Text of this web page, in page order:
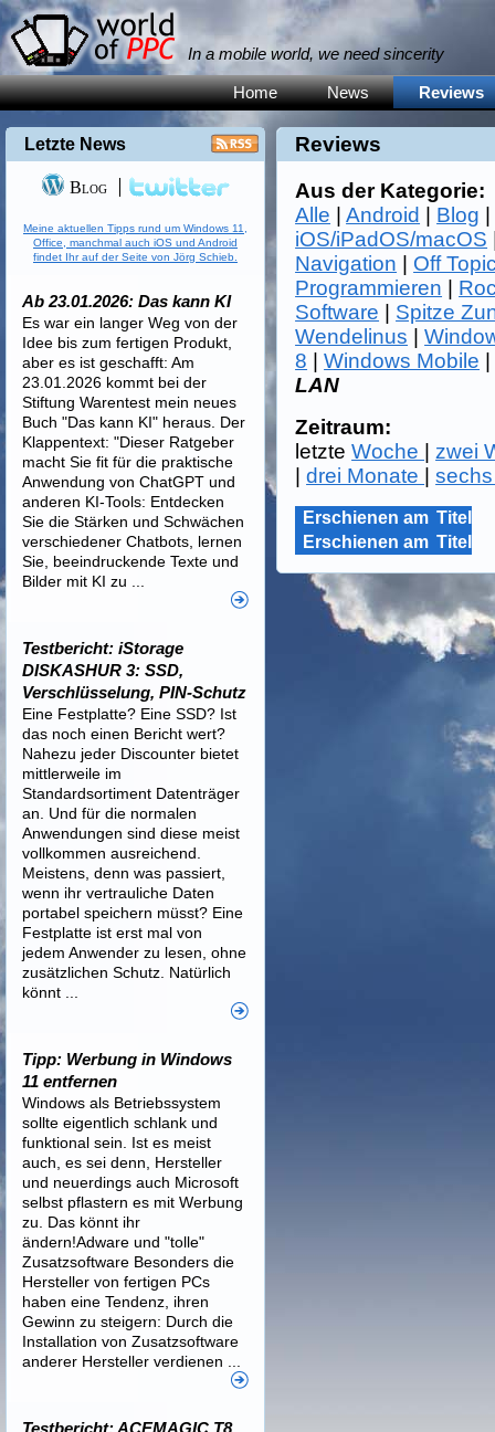
In a mobile world, we need sincerity
Home News Reviews
Reviews
Aus der Kategorie:
Alle |Android Blog
iOS/iPadOS/macOS
Navigation
Off
Programmieren
Software
Spitze
Wendelinus |
8 |Windows Mobile
LAN
Zeitraum:
letzteWoche
zwei
|drei Monate |
Erschienen am Titel
Erschienen am Titel
Letzte News
Blog
Meine aktuellen Tipps rund um Windows 11,
Office, manchmal auch iOS und Android
findet Ihr auf der Seite von Jörg Schieb.
Ab 23.01.2026: Das kann KI
Es war ein langer Weg von der
Idee bis zum fertigen Produkt,
aber es ist geschafft: Am
23.01.2026 kommt bei der
Stiftung Warentest mein neues
Buch "Das kann KI" heraus. Der
Klappentext: "Dieser Ratgeber
macht Sie fit für die praktische
Anwendung von ChatGPT und
anderen KI-Tools: Entdecken
Sie die Stärken und Schwächen
verschiedener Chatbots, lernen
Sie, beeindruckende Texte und
Bilder mit KI zu ...
Testbericht: iStorage
DISKASHUR 3: SSD,
Verschlüsselung, PIN-Schutz
Eine Festplatte? Eine SSD? Ist
das noch einen Bericht wert?
Nahezu jeder Discounter bietet
mittlerweile im
Standardsortiment Datenträger
an. Und für die normalen
Anwendungen sind diese meist
vollkommen ausreichend.
Meistens, denn was passiert,
wenn ihr vertrauliche Daten
portabel speichern müsst? Eine
Festplatte ist erst mal von
jedem Anwender zu lesen, ohne
zusätzlichen Schutz. Natürlich
könnt ...
Tipp: Werbung in Windows
11 entfernen
Windows als Betriebssystem
sollte eigentlich schlank und
funktional sein. Ist es meist
auch, es sei denn, Hersteller
und neuerdings auch Microsoft
selbst pflastern es mit Werbung
zu. Das könnt ihr
ändern!Adware und "tolle"
Zusatzsoftware Besonders die
Hersteller von fertigen PCs
haben eine Tendenz, ihren
Gewinn zu steigern: Durch die
Installation von Zusatzsoftware
anderer Hersteller verdienen ...
Testbericht: ACEMAGIC T8